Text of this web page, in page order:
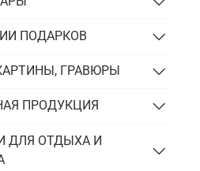
ПОДАРКОВ
ГРАВЮРЫ
ПРОДУКЦИЯ
ДЛЯ ОТДЫХА И